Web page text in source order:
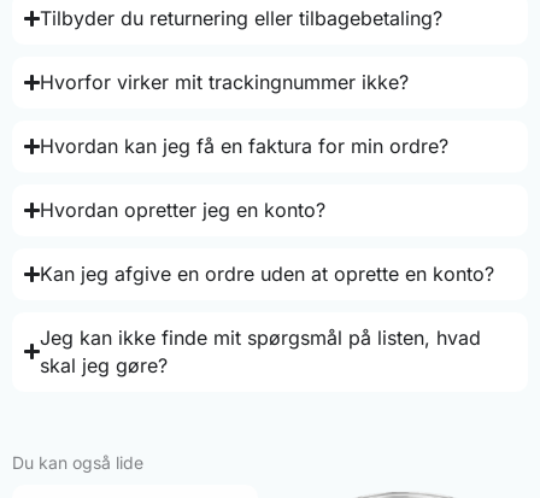
Tilbyder du returnering eller tilbagebetaling?
Hvorfor virker mit trackingnummer ikke?
Hvordan kan jeg få en faktura for min ordre?
Hvordan opretter jeg en konto?
Kan jeg afgive en ordre uden at oprette en konto?
Jeg kan ikke finde mit spørgsmål på listen, hvad
skal jeg gøre?
Du kan også lide